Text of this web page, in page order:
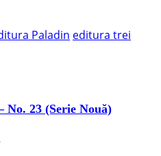
Paladin editura trei
No. 23 (Serie Nouă)